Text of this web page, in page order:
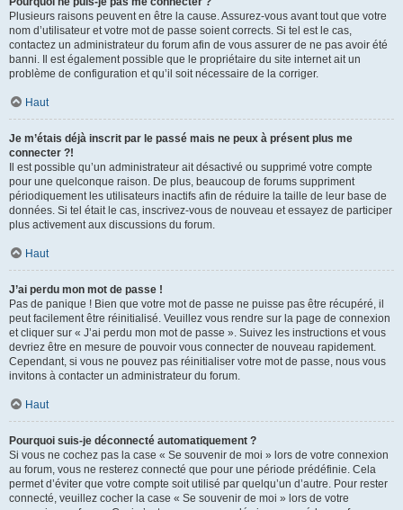
Plusieurs raisons peuvent en être la cause. Assurez-vous avant tout que votre
nom d’utilisateur et votre mot de passe soient corrects. Si tel est le cas,
contactez un administrateur du forum afin de vous assurer de ne pas avoir été
banni. Il est également possible que le propriétaire du site internet ait un
problème de configuration et qu’il soit nécessaire de la corriger.
Haut
Je m’étais déjà inscrit par le passé mais ne peux à présent plus me
connecter ?!
Il est possible qu’un administrateur ait désactivé ou supprimé votre compte
pour une quelconque raison. De plus, beaucoup de forums suppriment
périodiquement les utilisateurs inactifs afin de réduire la taille de leur base de
données. Si tel était le cas, inscrivez-vous de nouveau et essayez de participer
plus activement aux discussions du forum.
Haut
J’ai perdu mon mot de passe !
Pas de panique ! Bien que votre mot de passe ne puisse pas être récupéré, il
peut facilement être réinitialisé. Veuillez vous rendre sur la page de connexion
et cliquer sur « J’ai perdu mon mot de passe ». Suivez les instructions et vous
devriez être en mesure de pouvoir vous connecter de nouveau rapidement.
Cependant, si vous ne pouvez pas réinitialiser votre mot de passe, nous vous
invitons à contacter un administrateur du forum.
Haut
Pourquoi suis-je déconnecté automatiquement ?
Si vous ne cochez pas la case « Se souvenir de moi » lors de votre connexion
au forum, vous ne resterez connecté que pour une période prédéfinie. Cela
permet d’éviter que votre compte soit utilisé par quelqu’un d’autre. Pour rester
connecté, veuillez cocher la case « Se souvenir de moi » lors de votre